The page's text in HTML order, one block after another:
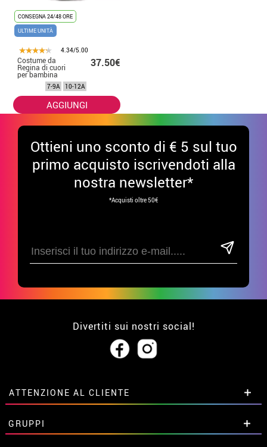
CONSEGNA 24/48 ORE
ULTIME UNITÀ
4.34/5.00
Costume da
Regina di cuori
per bambina
37.50€
7-9A 10-12A
AGGIUNGI
Ottieni uno sconto di € 5 sul tuo
primo acquisto iscrivendoti alla
nostra newsletter*
*Acquisti oltre 50€
Divertiti sui nostri social!
ATTENZIONE AL CLIENTE
• Su di noi
• Condizioni di vendita
GRUPPI